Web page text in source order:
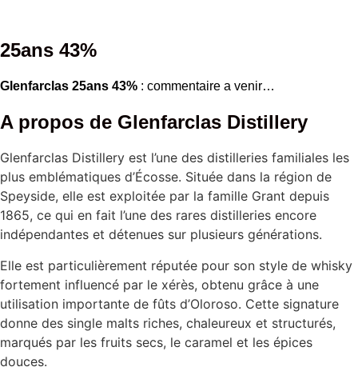
25ans 43%
Glenfarclas 25ans 43% : commentaire a venir…
A propos de Glenfarclas Distillery
Glenfarclas Distillery est l’une des distilleries familiales les
plus emblématiques d’Écosse. Située dans la région de
Speyside, elle est exploitée par la famille Grant depuis
1865, ce qui en fait l’une des rares distilleries encore
indépendantes et détenues sur plusieurs générations.
Elle est particulièrement réputée pour son style de whisky
fortement influencé par le xérès, obtenu grâce à une
utilisation importante de fûts d’Oloroso. Cette signature
donne des single malts riches, chaleureux et structurés,
marqués par les fruits secs, le caramel et les épices
douces.